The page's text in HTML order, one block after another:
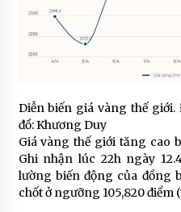
Diễn biến giá vàng thế giới.
đồ: Khương Duy
Giá vàng thế giới tăng cao
Ghi nhận lúc 22h ngày
lường biến động của đồng
chốt ở ngưỡng 105,820 điểm